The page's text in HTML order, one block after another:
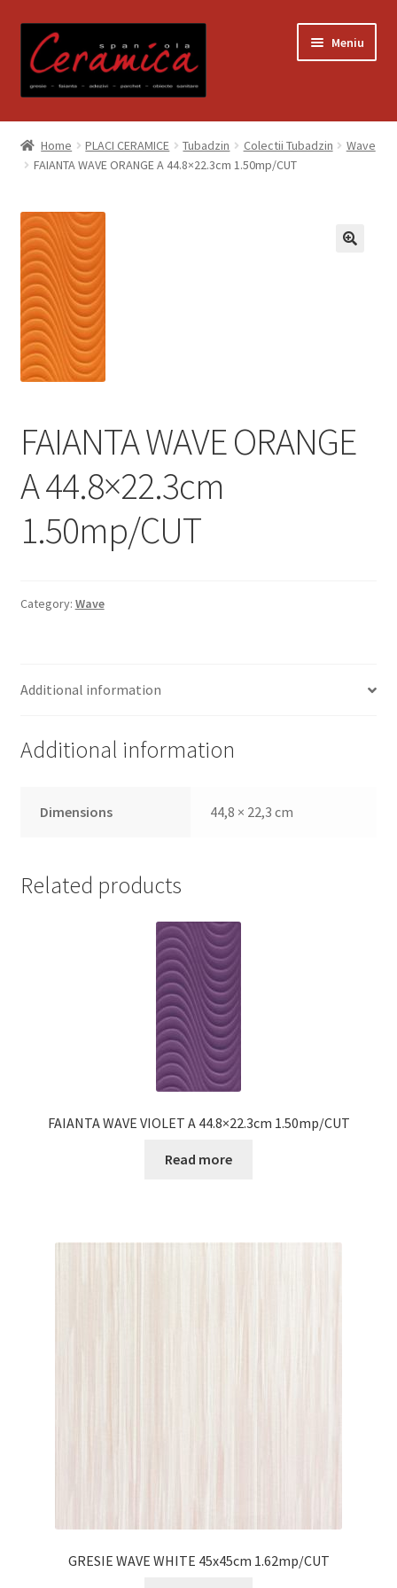
la
navigare
la
conținut
Meniu
Prima pagină
Blog
Contact
Contul meu
Coș
Despre noi
Plata si Livrare
Politică de confidențialitate
Politica de cookie
Plată
Home PLACI CERAMICE Tubadzin Colectii Tubadzin
Wave
FAIANTA WAVE ORANGE A 44.8×22.3cm 1.50mp/CUT
FAIANTA WAVE ORANGE
A 44.8×22.3cm
1.50mp/CUT
Category: Wave
Additional information
Additional information
Dimensions 44,8 × 22,3 cm
Related products
FAIANTA WAVE VIOLET A 44.8×22.3cm 1.50mp/CUT
Read more
GRESIE WAVE WHITE 45x45cm 1.62mp/CUT